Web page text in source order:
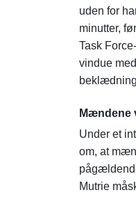
uden for
minutter,
Task
vindue
Mændene
Under et
om, at
Mutrie